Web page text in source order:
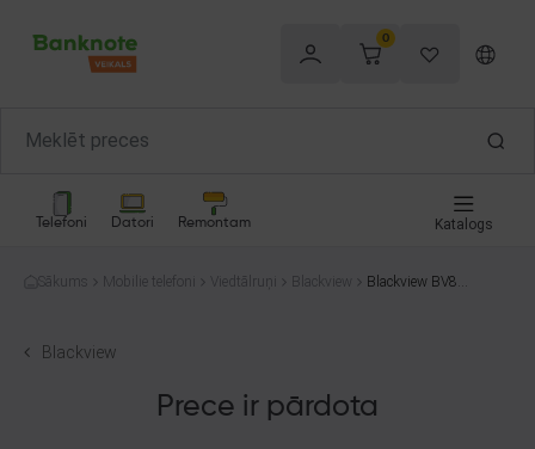
0
Telefoni Datori Remontam Katalogs
Sākums Mobilie telefoni Viedtālruņi Blackview
Blackview BV880
Blackview
Prece ir pārdota